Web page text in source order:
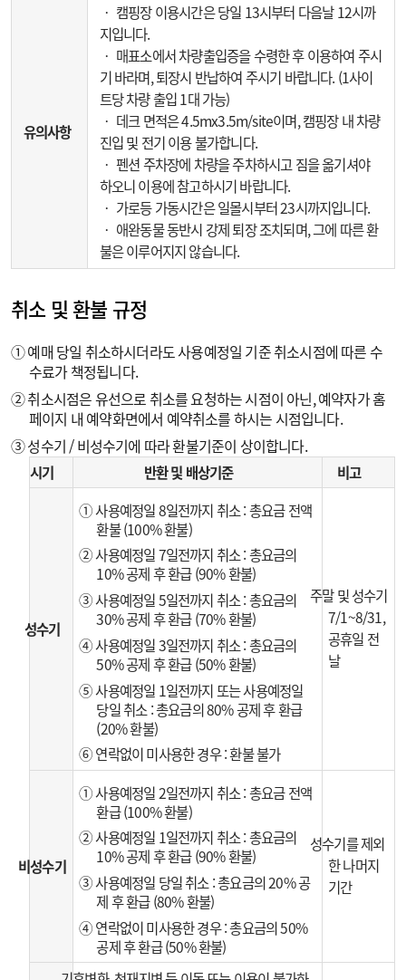
유의사항
‧ 캠핑장 이용시간은 당일 13시부터 다음날 12시까
지입니다.
‧ 매표소에서 차량출입증을 수령한 후 이용하여 주시
기 바라며, 퇴장시 반납하여 주시기 바랍니다. (1사이
트당 차량 출입 1대 가능)
‧ 데크 면적은 4.5mx3.5m/site이며, 캠핑장 내 차량
진입 및 전기 이용 불가합니다.
‧ 펜션 주차장에 차량을 주차하시고 짐을 옮기셔야
하오니 이용에 참고하시기 바랍니다.
‧ 가로등 가동시간은 일몰시부터 23시까지입니다.
‧ 애완동물 동반시 강제 퇴장 조치되며, 그에 따른 환
불은 이루어지지 않습니다.
취소 및 환불 규정
① 예매 당일 취소하시더라도 사용예정일 기준 취소시점에 따른 수
수료가 책정됩니다.
② 취소시점은 유선으로 취소를 요청하는 시점이 아닌, 예약자가 홈
페이지 내 예약화면에서 예약취소를 하시는 시점입니다.
③ 성수기 / 비성수기에 따라 환불기준이 상이합니다.
시기 반환 및 배상기준 비고
성수기
① 사용예정일 8일전까지 취소 : 총요금 전액
환불 (100% 환불)
② 사용예정일 7일전까지 취소 : 총요금의
10% 공제 후 환급 (90% 환불)
③ 사용예정일 5일전까지 취소 : 총요금의
30% 공제 후 환급 (70% 환불)
④ 사용예정일 3일전까지 취소 : 총요금의
50% 공제 후 환급 (50% 환불)
⑤ 사용예정일 1일전까지 또는 사용예정일
당일 취소 : 총요금의 80% 공제 후 환급
(20% 환불)
⑥ 연락없이 미사용한 경우 : 환불 불가
주말 및 성수기
7/1~8/31,
공휴일 전
날
비성수기
① 사용예정일 2일전까지 취소 : 총요금 전액
환급 (100% 환불)
② 사용예정일 1일전까지 취소 : 총요금의
10% 공제 후 환급 (90% 환불)
③ 사용예정일 당일 취소 : 총요금의 20% 공
제 후 환급 (80% 환불)
④ 연락없이 미사용한 경우 : 총요금의 50%
공제 후 환급 (50% 환불)
성수기를 제외
한 나머지
기간